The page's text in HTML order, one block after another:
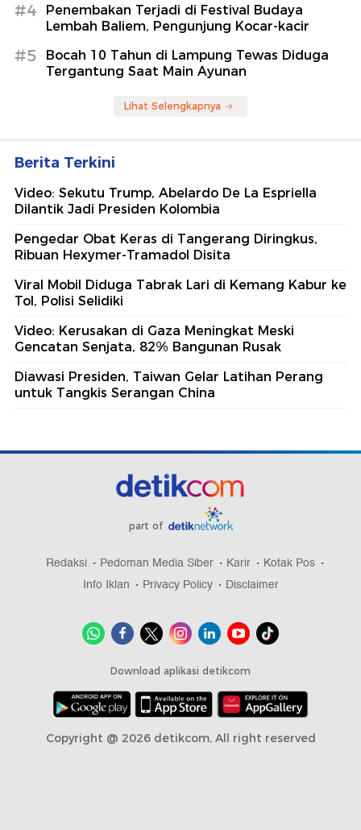
#4
Penembakan Terjadi di Festival Budaya
Lembah Baliem, Pengunjung Kocar-kacir
#5
Bocah 10 Tahun di Lampung Tewas Diduga
Tergantung Saat Main Ayunan
Lihat Selengkapnya
Berita Terkini
Video: Sekutu Trump, Abelardo De La Espriella
Dilantik Jadi Presiden Kolombia
Pengedar Obat Keras di Tangerang Diringkus,
Ribuan Hexymer-Tramadol Disita
Viral Mobil Diduga Tabrak Lari di Kemang Kabur ke
Tol, Polisi Selidiki
Video: Kerusakan di Gaza Meningkat Meski
Gencatan Senjata, 82% Bangunan Rusak
Diawasi Presiden, Taiwan Gelar Latihan Perang
untuk Tangkis Serangan China
part of
Redaksi Pedoman Media Siber Karir
Kotak Pos
Info Iklan
Privacy Policy Disclaimer
Download aplikasi detikcom
Copyright @ 2026 detikcom, All right reserved